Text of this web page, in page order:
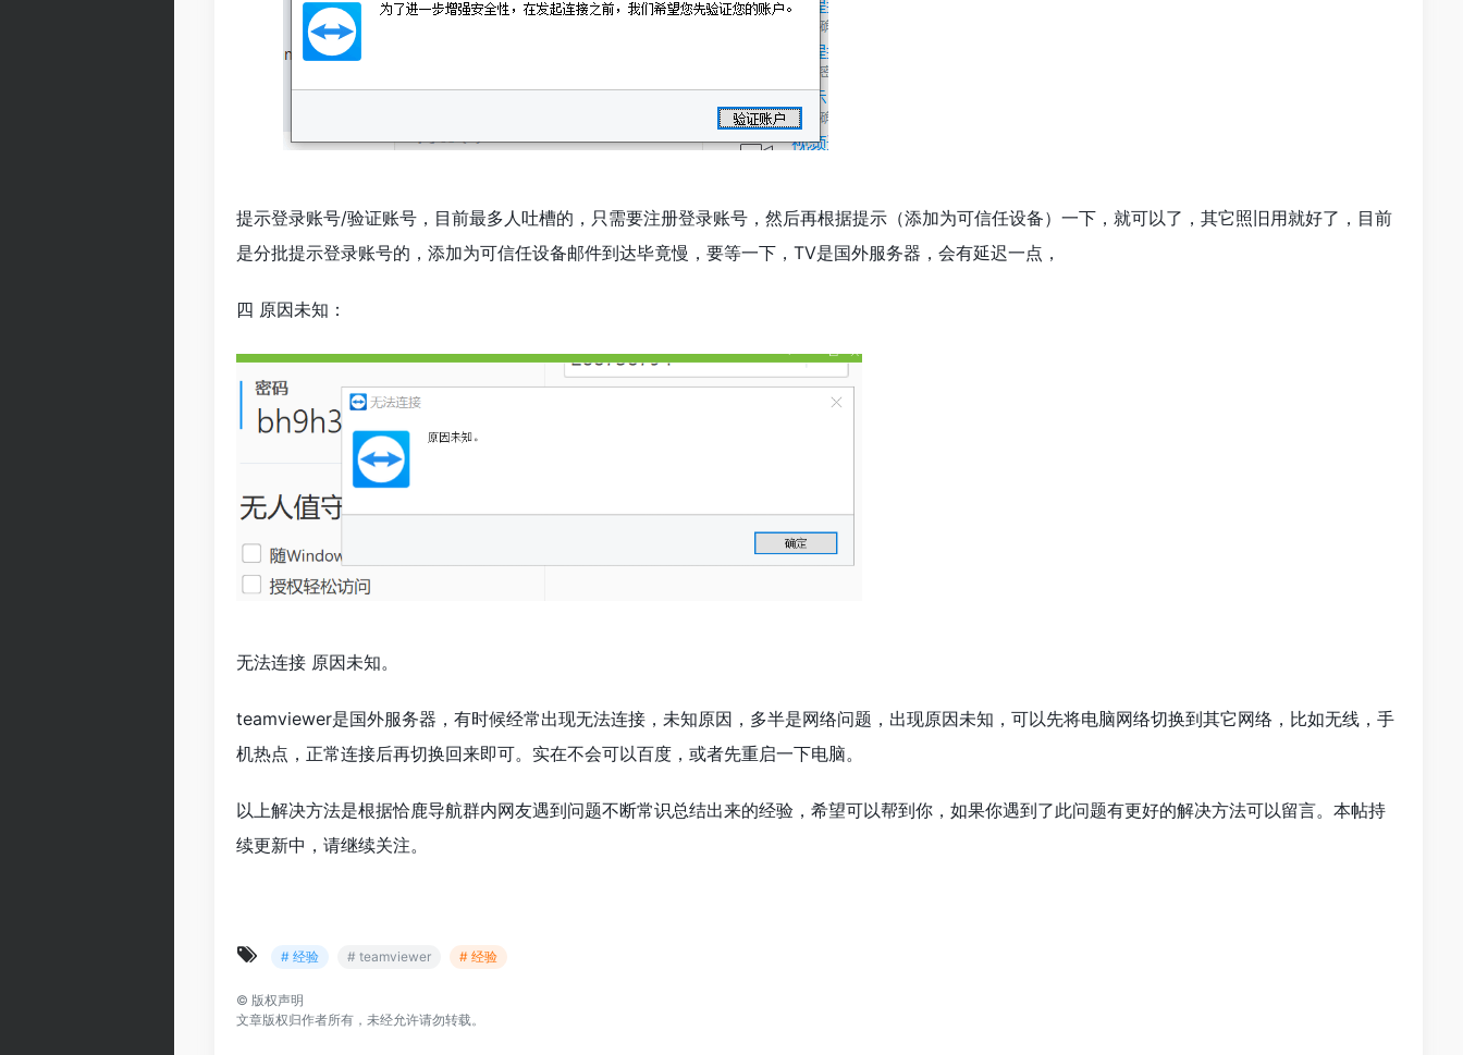
提示登录账号/验证账号，目前最多人吐槽的，只需要注册登录账号，然后再根据提示（添加为可信任设备）一下，就可以了，其它照旧用就好了，目前
是分批提示登录账号的，添加为可信任设备邮件到达毕竟慢，要等一下，TV是国外服务器，会有延迟一点，
四 原因未知：
无法连接 原因未知。
teamviewer是国外服务器，有时候经常出现无法连接，未知原因，多半是网络问题，出现原因未知，可以先将电脑网络切换到其它网络，比如无线，手
机热点，正常连接后再切换回来即可。实在不会可以百度，或者先重启一下电脑。
以上解决方法是根据恰鹿导航群内网友遇到问题不断常识总结出来的经验，希望可以帮到你，如果你遇到了此问题有更好的解决方法可以留言。本帖持
续更新中，请继续关注。
# 经验 # teamviewer # 经验
© 版权声明
文章版权归作者所有，未经允许请勿转载。